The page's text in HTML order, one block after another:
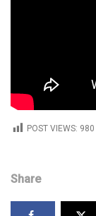
POST VIEWS: 980
Share